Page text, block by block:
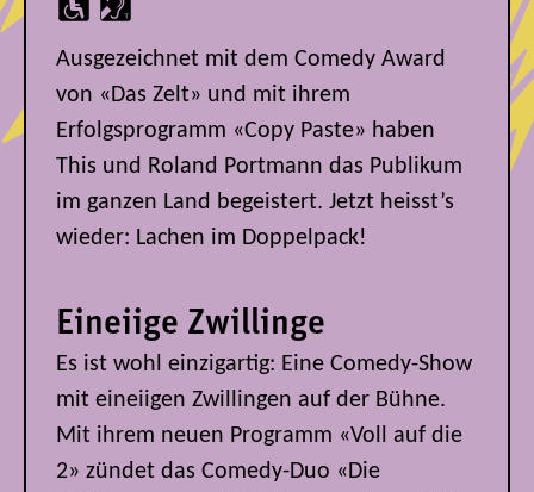
Ausgezeichnet mit dem Comedy Award
von «Das Zelt» und mit ihrem
Erfolgsprogramm «Copy Paste» haben
This und Roland Portmann das Publikum
im ganzen Land begeistert. Jetzt heisst’s
wieder: Lachen im Doppelpack!
Eineiige Zwillinge
Es ist wohl einzigartig: Eine Comedy-Show
mit eineiigen Zwillingen auf der Bühne.
Mit ihrem neuen Programm «Voll auf die
2» zündet das Comedy-Duo «Die